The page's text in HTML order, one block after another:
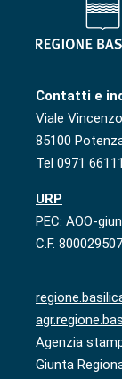
Contatti e
Viale
85100
Tel 0971
URP
PEC: AOO-
C.F.
Agenzia
Giunta